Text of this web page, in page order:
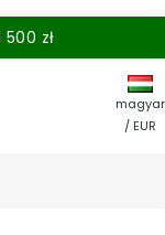
zł
magyar
/ EUR